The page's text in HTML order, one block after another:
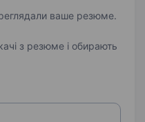
ваше резюме.
з резюме і обирають